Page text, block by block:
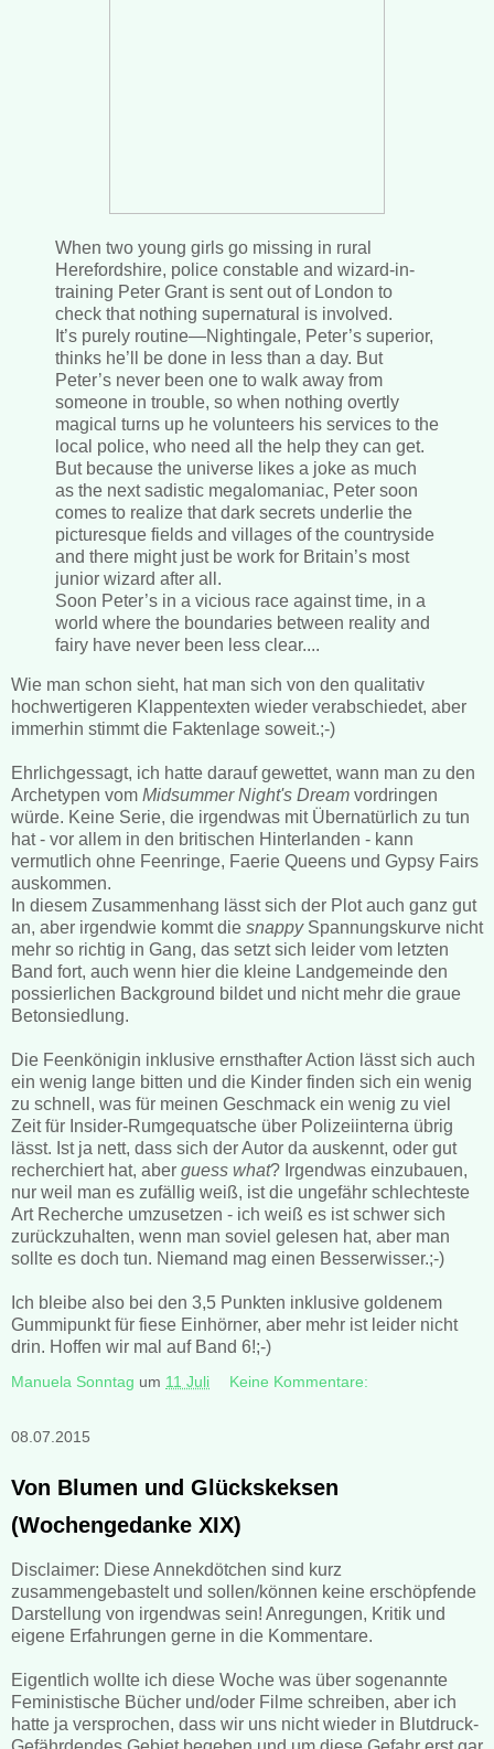
When two young girls go missing in rural
Herefordshire, police constable and wizard-in-
training Peter Grant is sent out of London to
check that nothing supernatural is involved.
It’s purely routine—Nightingale, Peter’s superior,
thinks he’ll be done in less than a day. But
Peter’s never been one to walk away from
someone in trouble, so when nothing overtly
magical turns up he volunteers his services to the
local police, who need all the help they can get.
But because the universe likes a joke as much
as the next sadistic megalomaniac, Peter soon
comes to realize that dark secrets underlie the
picturesque fields and villages of the countryside
and there might just be work for Britain’s most
junior wizard after all.
Soon Peter’s in a vicious race against time, in a
world where the boundaries between reality and
fairy have never been less clear....
Wie man schon sieht, hat man sich von den qualitativ
hochwertigeren Klappentexten wieder verabschiedet, aber
immerhin stimmt die Faktenlage soweit.;-)
Ehrlichgessagt, ich hatte darauf gewettet, wann man zu den
Archetypen vom Midsummer Night's Dream vordringen
würde. Keine Serie, die irgendwas mit Übernatürlich zu tun
hat - vor allem in den britischen Hinterlanden - kann
vermutlich ohne Feenringe, Faerie Queens und Gypsy Fairs
auskommen.
In diesem Zusammenhang lässt sich der Plot auch ganz gut
an, aber irgendwie kommt die snappySpannungskurve nicht
mehr so richtig in Gang, das setzt sich leider vom letzten
Band fort, auch wenn hier die kleine Landgemeinde den
possierlichen Background bildet und nicht mehr die graue
Betonsiedlung.
Die Feenkönigin inklusive ernsthafter Action lässt sich auch
ein wenig lange bitten und die Kinder finden sich ein wenig
zu schnell, was für meinen Geschmack ein wenig zu viel
Zeit für Insider-Rumgequatsche über Polizeiinterna übrig
lässt. Ist ja nett, dass sich der Autor da auskennt, oder gut
recherchiert hat, aber guess what? Irgendwas einzubauen,
nur weil man es zufällig weiß, ist die ungefähr schlechteste
Art Recherche umzusetzen - ich weiß es ist schwer sich
zurückzuhalten, wenn man soviel gelesen hat, aber man
sollte es doch tun. Niemand mag einen Besserwisser.;-)
Ich bleibe also bei den 3,5 Punkten inklusive goldenem
Gummipunkt für fiese Einhörner, aber mehr ist leider nicht
drin. Hoffen wir mal auf Band 6!;-)
Manuela Sonntag um 11 Juli Keine Kommentare:
08.07.2015
Von Blumen und Glückskeksen
(Wochengedanke XIX)
Disclaimer: Diese Annekdötchen sind kurz
zusammengebastelt und sollen/können keine erschöpfende
Darstellung von irgendwas sein! Anregungen, Kritik und
eigene Erfahrungen gerne in die Kommentare.
Eigentlich wollte ich diese Woche was über sogenannte
Feministische Bücher und/oder Filme schreiben, aber ich
hatte ja versprochen, dass wir uns nicht wieder in Blutdruck-